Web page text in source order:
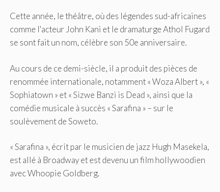
Cette année, le théâtre, où des légendes sud-africaines
comme l'acteur John Kani et le dramaturge Athol Fugard
se sont fait un nom, célèbre son 50e anniversaire.
Au cours de ce demi-siècle, il a produit des pièces de
renommée internationale, notamment « Woza Albert », «
Sophiatown » et « Sizwe Banzi is Dead », ainsi que la
comédie musicale à succès « Sarafina » – sur le
soulèvement de Soweto.
« Sarafina », écrit par le musicien de jazz Hugh Masekela,
est allé à Broadway et est devenu un film hollywoodien
avec Whoopie Goldberg.